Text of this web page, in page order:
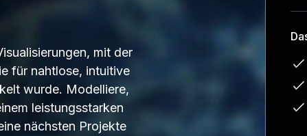
mit der
für nahtlose, intuitive
wurde. Modelliere,
leistungsstarken
nächsten Projekte